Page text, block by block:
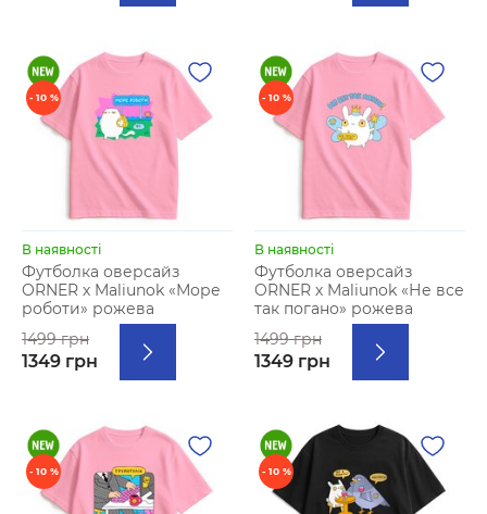
- 10 %
В наявності
Футболка оверсайз
ORNER х Maliunok «Море
роботи» рожева
1499 грн
1349 грн
- 10 %
В наявності
Футболка оверсайз
ORNER х Maliunok «Не все
так погано» рожева
1499 грн
1349 грн
- 10 % - 10 %